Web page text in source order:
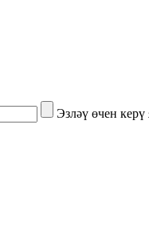
Эзләү өчен керү